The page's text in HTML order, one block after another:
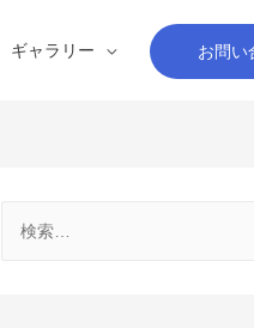
ギャラリー お問い